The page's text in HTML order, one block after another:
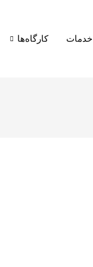
خدمات کارگاه‌ها